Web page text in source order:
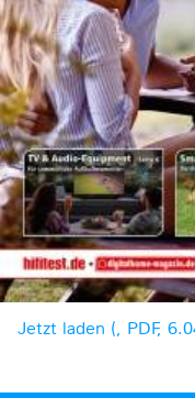
Jetzt laden (, PDF,